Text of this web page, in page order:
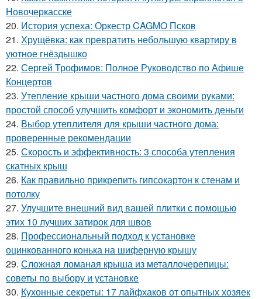
Новочеркасске
20. История успеха: Оркестр CAGMO Псков
21. Хрущёвка: как превратить небольшую квартиру в
уютное гнёздышко
22. Сергей Трофимов: Полное Руководство по Афише
Концертов
23. Утепление крыши частного дома своими руками:
простой способ улучшить комфорт и экономить деньги
24. Выбор утеплителя для крыши частного дома:
проверенные рекомендации
25. Скорость и эффективность: 3 способа утепления
скатных крыш
26. Как правильно прикрепить гипсокартон к стенам и
потолку
27. Улучшите внешний вид вашей плитки с помощью
этих 10 лучших затирок для швов
28. Профессиональный подход к установке
оцинкованного конька на шиферную крышу
29. Сложная ломаная крыша из металлочерепицы:
советы по выбору и установке
30. Кухонные секреты: 17 лайфхаков от опытных хозяек